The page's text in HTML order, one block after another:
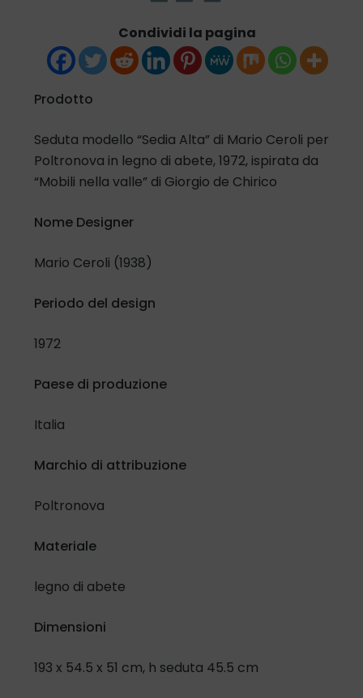
Condividi la pagina
Prodotto
Seduta modello “Sedia Alta” di Mario Ceroli per
Poltronova in legno di abete, 1972, ispirata da
“Mobili nella valle” di Giorgio de Chirico
Nome Designer
Mario Ceroli (1938)
Periodo del design
1972
Paese di produzione
Italia
Marchio di attribuzione
Poltronova
Materiale
legno di abete
Dimensioni
193 x 54.5 x 51 cm, h seduta 45.5 cm